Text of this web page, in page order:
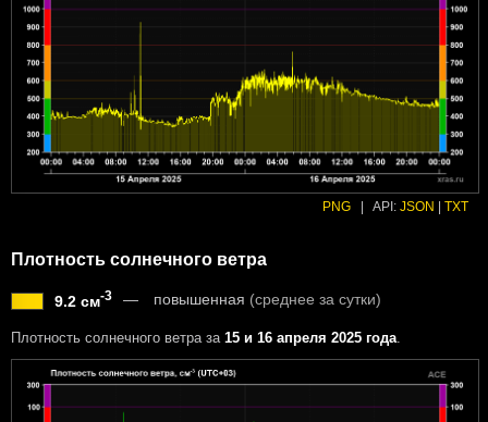
PNG API: JSON TXT
Плотность солнечного ветра
9.2 см-3 повышенная (среднее за сутки)
Плотность солнечного ветра за 15 и 16 апреля 2025 года.